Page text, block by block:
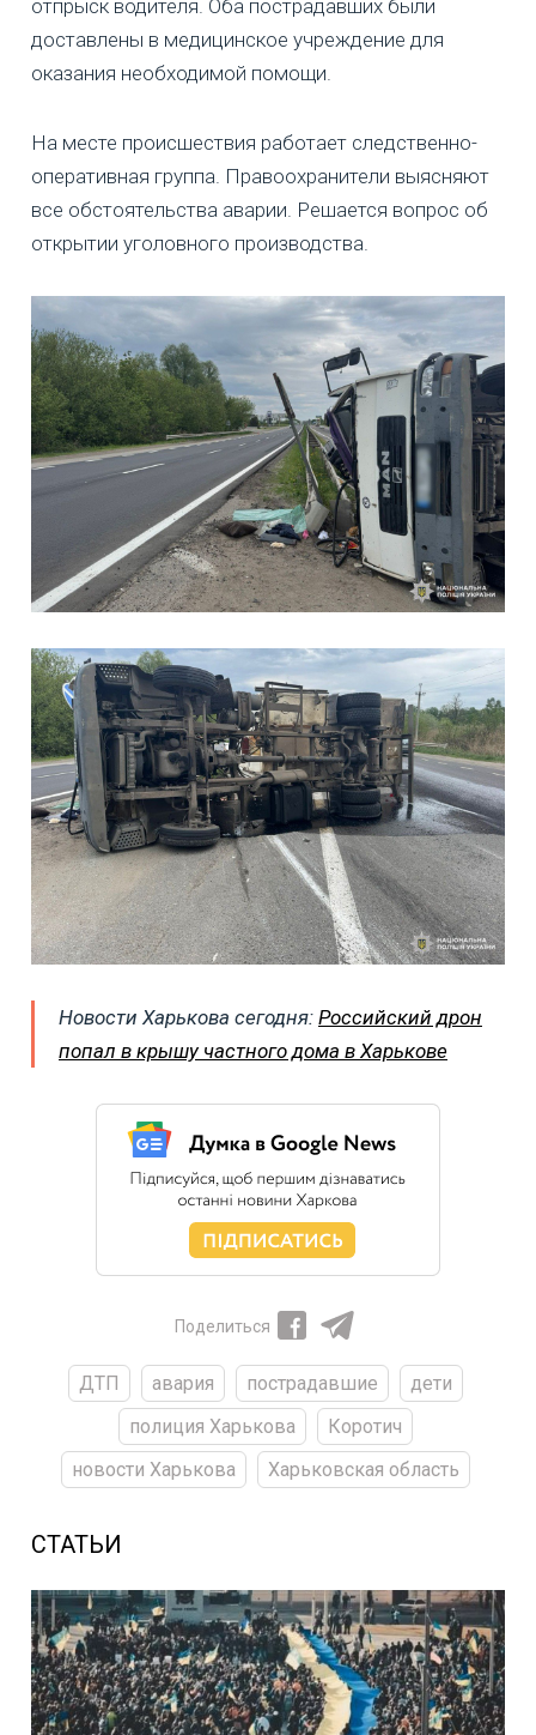
отпрыск водителя. Оба пострадавших были
доставлены в медицинское учреждение для
оказания необходимой помощи.
На месте происшествия работает следственно-
оперативная группа. Правоохранители выясняют
все обстоятельства аварии. Решается вопрос об
открытии уголовного производства.
Новости Харькова сегодня: Российский дрон
попал в крышу частного дома в Харькове
Поделиться
ДТП авария пострадавшие
дети
полиция Харькова
Коротич
новости Харькова
Харьковская область
СТАТЬИ